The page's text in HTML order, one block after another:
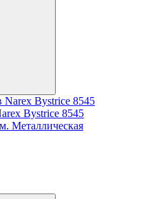
Bystrice 8545
Металлическая